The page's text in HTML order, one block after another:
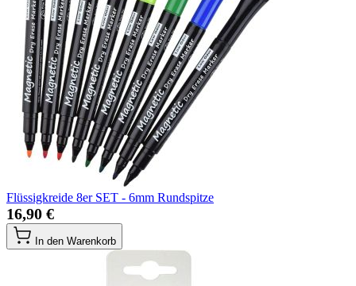
Flüssigkreide 8er SET - 6mm Rundspitze
16,90 €
In den Warenkorb